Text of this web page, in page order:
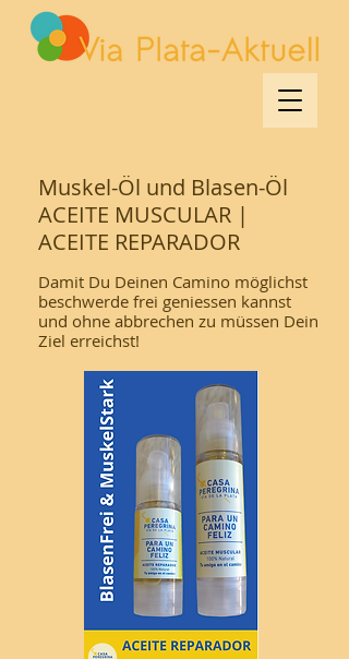
Muskel-Öl und Blasen-Öl
ACEITE MUSCULAR |
ACEITE REPARADOR
Damit Du Deinen Camino möglichst
beschwerde frei geniessen kannst
und ohne abbrechen zu müssen Dein
Ziel erreichst!